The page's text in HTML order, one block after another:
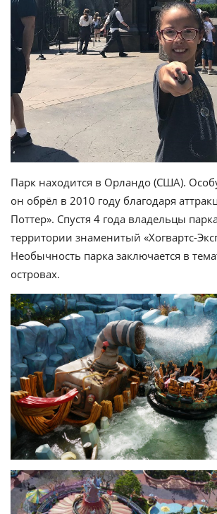
Парк находится в Орландо (США).
он обрёл в 2010 году благодаря
Поттер». Спустя 4 года владельцы
территории знаменитый «Хогвартс-
Необычность парка заключается в
островах.